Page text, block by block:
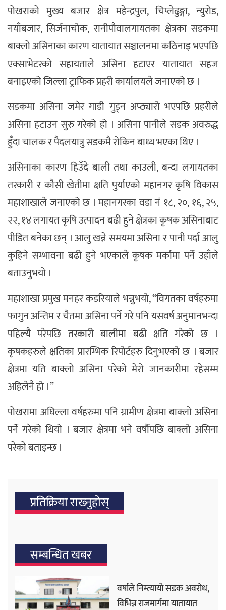
पोखराको मुख्य बजार क्षेत्र महेन्द्रपुल, चिप्लेढुङ्गा, न्युरोड,
नयाँबजार, सिर्जनाचोक, रानीपौवालगायतका क्षेत्रका सडकमा
बाक्लो असिनाका कारण यातायात सञ्चालनमा कठिनाइ भएपछि
एक्साभेटरको सहायताले असिना हटाएर यातायात सहज
बनाइएको जिल्ला ट्राफिक प्रहरी कार्यालयले जनाएको छ ।
सडकमा असिना जमेर गाडी गुड्न अप्ठ्यारो भएपछि प्रहरीले
असिना हटाउन सुरु गरेको हो । असिना पानीले सडक अवरुद्ध
हुँदा चालक र पैदलयात्रु सडकमै रोकिन बाध्य भएका थिए ।
असिनाका कारण हिउँदे बाली तथा काउली, बन्दा लगायतका
तरकारी र कौसी खेतीमा क्षति पुर्याएको महानगर कृषि विकास
महाशाखाले जनाएको छ । महानगरका वडा नं १८, २०, १६, २५,
२२, १४ लगायत कृषि उत्पादन बढी हुने क्षेत्रका कृषक असिनाबाट
पीडित बनेका छन् । आलु खन्ने समयमा असिना र पानी पर्दा आलु
कुहिने सम्भावना बढी हुने भएकाले कृषक मर्कामा पर्ने उहाँले
बताउनुभयो ।
महाशाखा प्रमुख मनहर कडरियाले भन्नुभयो, “विगतका वर्षहरुमा
फागुन अन्तिम र चैतमा असिना पर्ने गरे पनि यसवर्ष अनुमानभन्दा
पहिल्यै परेपछि तरकारी बालीमा बढी क्षति गरेको छ ।
कृषकहरुले क्षतिका प्रारम्भिक रिपोर्टहरु दिनुभएको छ । बजार
क्षेत्रमा यति बाक्लो असिना परेको मेरो जानकारीमा रहेसम्म
अहिलेनै हो ।”
पोखरामा अघिल्ला वर्षहरुमा पनि ग्रामीण क्षेत्रमा बाक्लो असिना
पर्ने गरेको थियो । बजार क्षेत्रमा भने वर्षौपछि बाक्लो असिना
परेको बताइन्छ ।
प्रतिक्रिया राख्‍नुहोस्
सम्बन्धित खबर
वर्षाले निम्त्यायो सडक अवरोध,
विभिन्न राजमार्गमा यातायात